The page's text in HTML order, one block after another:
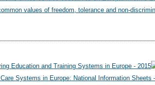
values of freedom, tolerance and non-
Education and Training Systems in Europe - 2015
Systems in Europe: National Information Sheets